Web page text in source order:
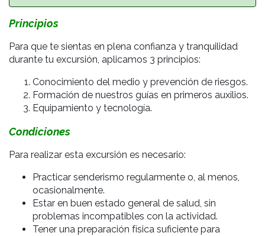
Principios
Para que te sientas en plena confianza y tranquilidad
durante tu excursión, aplicamos 3 principios:
Conocimiento del medio y prevención de riesgos.
Formación de nuestros guías en primeros auxilios.
Equipamiento y tecnología.
Condiciones
Para realizar esta excursión es necesario:
Practicar senderismo regularmente o, al menos,
ocasionalmente.
Estar en buen estado general de salud, sin
problemas incompatibles con la actividad.
Tener una preparación física suficiente para